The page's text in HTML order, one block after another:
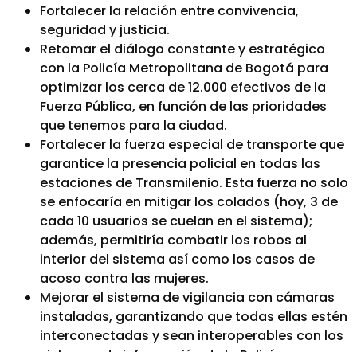
Fortalecer la relación entre convivencia,
seguridad y justicia.
Retomar el diálogo constante y estratégico
con la Policía Metropolitana de Bogotá para
optimizar los cerca de 12.000 efectivos de la
Fuerza Pública, en función de las prioridades
que tenemos para la ciudad.
Fortalecer la fuerza especial de transporte que
garantice la presencia policial en todas las
estaciones de Transmilenio. Esta fuerza no solo
se enfocaría en mitigar los colados (hoy, 3 de
cada 10 usuarios se cuelan en el sistema);
además, permitiría combatir los robos al
interior del sistema así como los casos de
acoso contra las mujeres.
Mejorar el sistema de vigilancia con cámaras
instaladas, garantizando que todas ellas estén
interconectadas y sean interoperables con los